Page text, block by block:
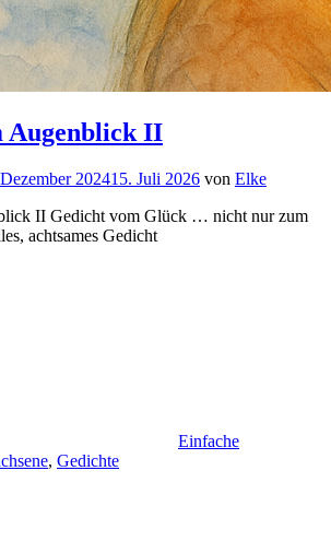
Augenblick II
202415. Juli 2026 von Elke
II Gedicht vom Glück … nicht nur zum
achtsames Gedicht
Einfache
, Gedichte